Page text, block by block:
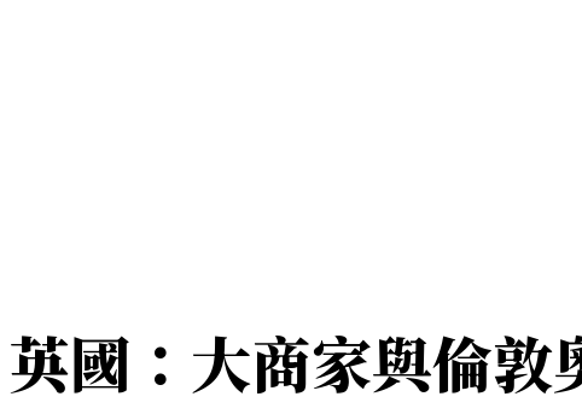
英國：大商家與倫敦